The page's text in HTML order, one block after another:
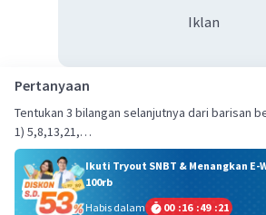
Iklan
Pertanyaan
Tentukan 3 bilangan selanjutnya dari barisan
1) 5,8,13,21,…
Ikuti Tryout SNBT & Menangkan E-
100rb
Habis dalam
00 :16 :49 :21